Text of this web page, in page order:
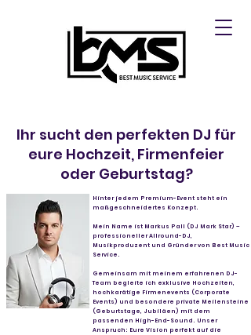
Ihr sucht den perfekten DJ für
eure Hochzeit, Firmenfeier
oder Geburtstag?
Hinter jedem Premium-Event steht ein
maßgeschneidertes Konzept.
Mein Name ist Markus Pall (DJ Mark Star) –
professioneller Allround-DJ,
Musikproduzent und Gründer von Best Music
Service.
Gemeinsam mit meinem erfahrenen DJ-
Team begleite ich exklusive Hochzeiten,
hochkarätige Firmenevents (Corporate
Events) und besondere private Meilensteine
(Geburtstage, Jubiläen) mit dem
passenden High-End-Sound. Unser
Anspruch: Eure Vision perfekt auf die